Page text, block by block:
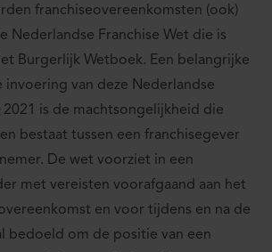
franchiseovereenkomsten (ook)
Nederlandse Franchise Wet die is
Burgerlijk Wetboek. Een belangrijke
van deze Nederlandse
2021 is de machtsongelijkheid die
bestaat tussen een franchisegever
De wet voorziet in een
met vereisten voorafgaand aan het
en voor tijdens en na de
bedoeld om de positie van een